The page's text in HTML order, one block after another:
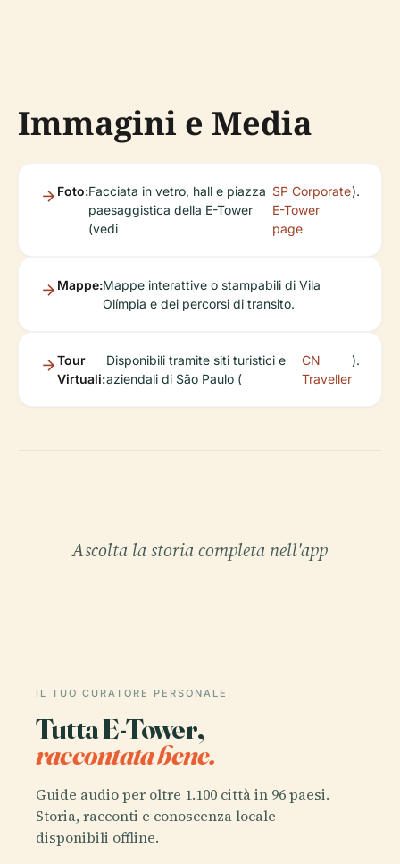
Immagini e Media
Foto:Facciata in vetro, hall e piazza
paesaggistica della E-Tower
(vedi
SP Corporate
E-Tower
page
).
Mappe:Mappe interattive o stampabili di Vila
Olímpia e dei percorsi di transito.
Tour
Virtuali:
Disponibili tramite siti turistici e
aziendali di São Paulo (
CN
Traveller
).
Ascolta la storia completa nell'app
IL TUO CURATORE PERSONALE
Tutta E-Tower,
raccontata bene.
Guide audio per oltre 1.100 città in 96 paesi.
Storia, racconti e conoscenza locale —
disponibili offline.